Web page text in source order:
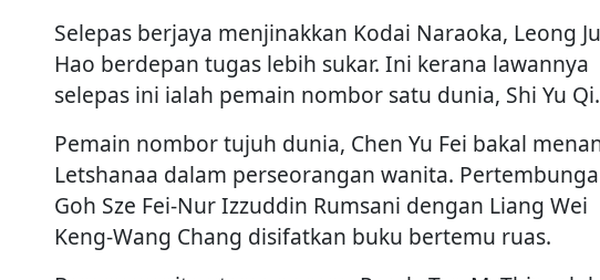
Selepas berjaya menjinakkan Kodai Naraoka, Leong
Hao berdepan tugas lebih sukar. Ini kerana lawannya
selepas ini ialah pemain nombor satu dunia, Shi Yu Qi.
Pemain nombor tujuh dunia, Chen Yu Fei bakal
Letshanaa dalam perseorangan wanita.
Goh Sze Fei-Nur Izzuddin Rumsani dengan Liang Wei
Keng-Wang Chang disifatkan buku bertemu ruas.